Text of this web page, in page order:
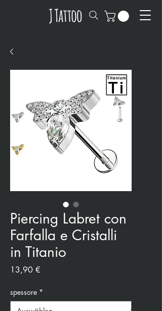
Piercing Labret con
Farfalla e Cristalli
in Titanio
13,90 €
spessore *